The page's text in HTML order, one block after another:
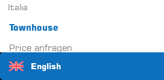
Italia
Townhouse
Price anfragen
English